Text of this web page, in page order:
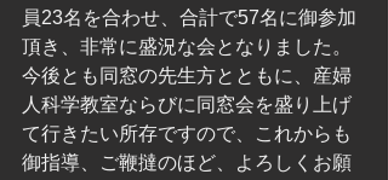
員23名を合わせ、合計で57名に御参加
頂き、非常に盛況な会となりました。
今後とも同窓の先生方とともに、産婦
人科学教室ならびに同窓会を盛り上げ
て行きたい所存ですので、これからも
御指導、ご鞭撻のほど、よろしくお願